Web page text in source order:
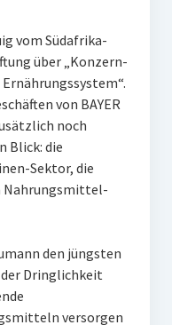
vom Südafrika-
über „Konzern-
von BAYER
noch
Blick: die
Sektor, die
Nahrungsmittel-
den jüngsten
Dringlichkeit
versorgen